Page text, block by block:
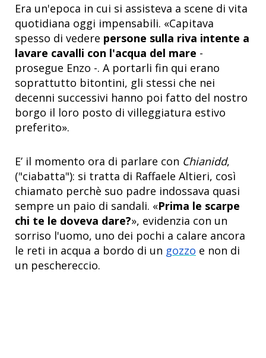
Era un'epoca in cui si assisteva a scene di vita
quotidiana oggi impensabili. «Capitava
spesso di vedere persone sulla riva intente a
lavare cavalli con l'acqua del mare -
prosegue Enzo -. A portarli fin qui erano
soprattutto bitontini, gli stessi che nei
decenni successivi hanno poi fatto del nostro
borgo il loro posto di villeggiatura estivo
preferito».
E’ il momento ora di parlare con Chianidd,
("ciabatta"): si tratta di Raffaele Altieri, così
chiamato perchè suo padre indossava quasi
sempre un paio di sandali. «Prima le scarpe
chi te le doveva dare?», evidenzia con un
sorriso l'uomo, uno dei pochi a calare ancora
le reti in acqua a bordo di un gozzo e non di
un peschereccio.